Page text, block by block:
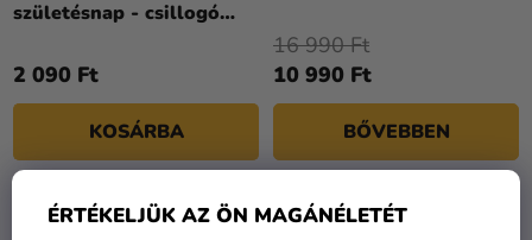
ÉRTÉKELJÜK AZ ÖN MAGÁNÉLETÉT
születésnap - csillogó
2 090 Ft
KOSÁRBA
csillag.
10 990 Ft
16 990 Ft
BŐVEBBEN